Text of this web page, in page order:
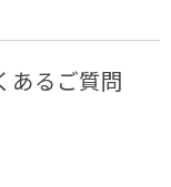
あるご質問